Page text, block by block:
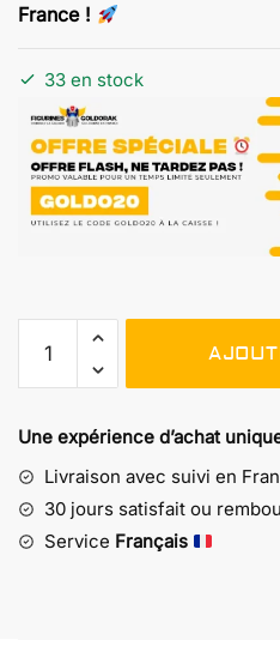
France !
33 en stock
Chaussettes
Goldorak
-
l'émotion
de
Une expérience d’achat
Livraison avec suivi en
30 jours satisfait ou
Service Français